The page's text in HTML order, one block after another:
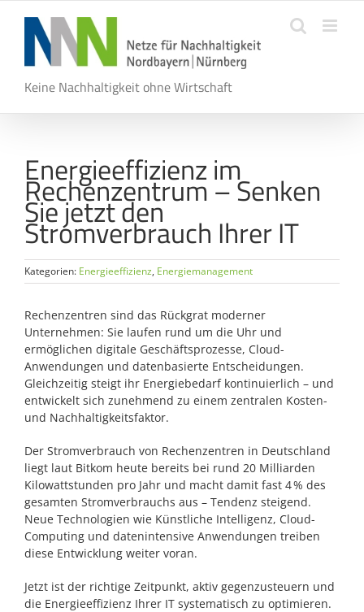
springen
Keine Nachhaltigkeit ohne Wirtschaft
Energieeffizienz im
Rechenzentrum – Senken
Sie jetzt den
Stromverbrauch Ihrer IT
Kategorien: Energieeffizienz, Energiemanagement
Rechenzentren sind das Rückgrat moderner
Unternehmen: Sie laufen rund um die Uhr und
ermöglichen digitale Geschäftsprozesse, Cloud-
Anwendungen und datenbasierte Entscheidungen.
Gleichzeitig steigt ihr Energiebedarf kontinuierlich – und
entwickelt sich zunehmend zu einem zentralen Kosten-
und Nachhaltigkeitsfaktor.
Der Stromverbrauch von Rechenzentren in Deutschland
liegt laut Bitkom heute bereits bei rund 20 Milliarden
Kilowattstunden pro Jahr und macht damit fast 4 % des
gesamten Stromverbrauchs aus – Tendenz steigend.
Neue Technologien wie Künstliche Intelligenz, Cloud-
Computing und datenintensive Anwendungen treiben
diese Entwicklung weiter voran.
Jetzt ist der richtige Zeitpunkt, aktiv gegenzusteuern und
die Energieeffizienz Ihrer IT systematisch zu optimieren.